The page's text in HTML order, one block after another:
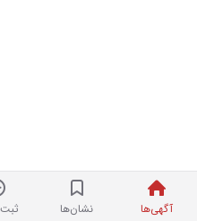
آگهی‌ها نشان‌ها